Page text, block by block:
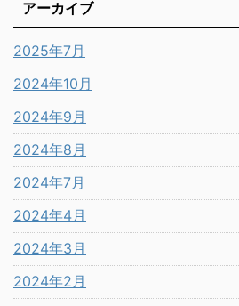
アーカイブ
2025年7月
2024年10月
2024年9月
2024年8月
2024年7月
2024年4月
2024年3月
2024年2月